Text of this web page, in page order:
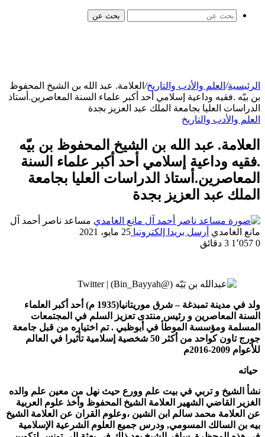
بحث عن
الرئيسية/ العلم والأدب والتاريخ/ العلامة. عبد الله بن الشيخ المحفوظ
بن بيّه .فقيه وداعية إسلامي أحد أكبر علماء السنة المعاصرين.أستاذ
الدراسات العليا بجامعة الملك عبد العزيز بجدة
العلم والأدب والتاريخ
العلامة. عبد الله بن الشيخ المحفوظ بن بيّه
.فقيه وداعية إسلامي أحد أكبر علماء السنة
المعاصرين.أستاذ الدراسات العليا بجامعة
الملك عبد العزيز بجدة
مساعد ناصر أحمد آل
مانع الغامدي أرسل بريدا إلكترونيا 25 مايو، 2021
0
3 دقائق
ولد في مدينة تمبدغة – شرق موريتانيا(1935 م)
أحد أكبر العلماء
السنة المعاصرين و رئيس منتدى تعزيز السلم في المجتمعات
المسلمة ومؤسسة الموطأ في أبوظبي . تم اختياره من قبل جامعة
جورج تاون كواحد من أكثر 50 شخصية إسلامية تأثيرا في العالم
للأعوام 2009-2016م
حياته
نشأ الشيخ و تربي في بيت علم وورع حيث نهل من معين علم والده
الغزير القاضي الشهير العلامة الشيخ المحفوظ وأخذ علوم العربية
عن العلامة محمد سالم ابن الشين ،وعلوم القران عن العلامة الشيخ
بيه بن السالك المسومي, ودرس جميع العلوم الشرعية الإسلامية